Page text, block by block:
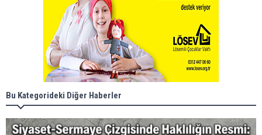
Bu Kategorideki Diğer Haberler